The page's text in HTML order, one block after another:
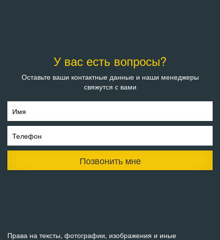
У вас есть вопросы?
Оставьте ваши контактные данные и наши менеджеры
свяжутся с вами
Имя
Телефон
Позвонить мне
Права на тексты, фотографии, изображения и иные